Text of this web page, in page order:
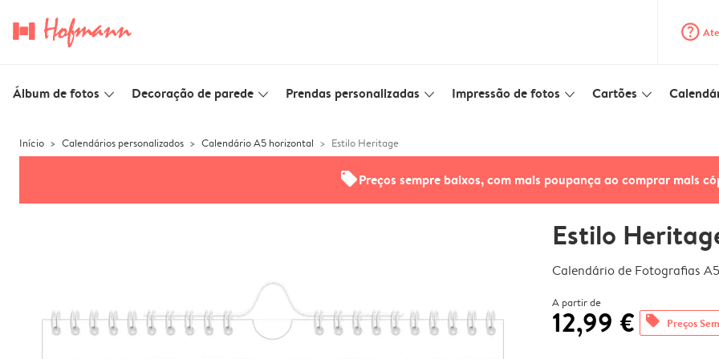
question_mark_circle
Álbum de fotos slim_arrow_down Decoração de parede slim_arrow_down Prendas personalizadas slim_arrow_down Impressão de fotos slim_arrow_down Cartões slim_arrow_down
Início Calendários personalizados Calendário A5 horizontal Estilo Heritage
offersPreços sempre baixos, com mais poupança ao comprar mais
Estilo
Calendário de Fotografias
A partir de
12,99 € offers Preços